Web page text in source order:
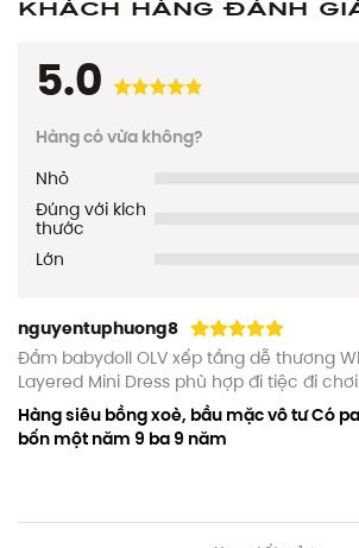
Khách hàng đánh
5.0
Hàng có vừa không?
Nhỏ
Đúng với kích
thước
Lớn
nguyentuphuong8
Đầm babydoll OLV xếp tầng dễ thương
Layered Mini Dress phù hợp đi tiệc đi chơi
Hàng siêu bồng xoè, bầu mặc vô tư Có
bốn một năm 9 ba 9 năm